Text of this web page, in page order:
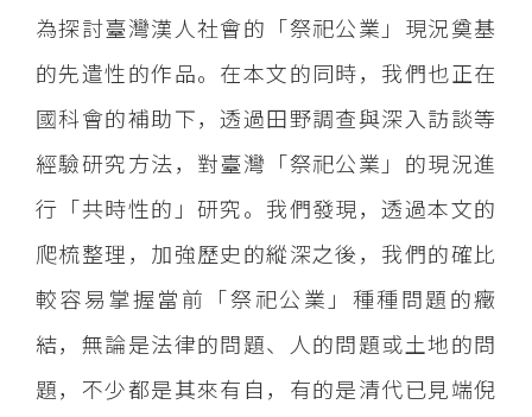
為探討臺灣漢人社會的「祭祀公業」現況奠基
的先遣性的作品。在本文的同時，我們也正在
國科會的補助下，透過田野調查與深入訪談等
經驗研究方法，對臺灣「祭祀公業」的現況進
行「共時性的」研究。我們發現，透過本文的
爬梳整理，加強歷史的縱深之後，我們的確比
較容易掌握當前「祭祀公業」種種問題的癥
結，無論是法律的問題、人的問題或土地的問
題，不少都是其來有自，有的是清代已見端倪